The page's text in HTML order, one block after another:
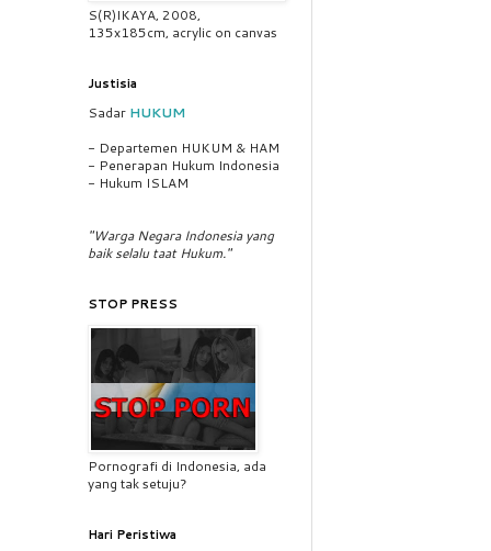
S(R)IKAYA, 2008,
135x185cm, acrylic on canvas
Justisia
Sadar HUKUM
- Departemen HUKUM & HAM
- Penerapan Hukum Indonesia
- Hukum ISLAM
"Warga Negara Indonesia yang
baik selalu taat Hukum."
STOP PRESS
Pornografi di Indonesia, ada
yang tak setuju?
Hari Peristiwa